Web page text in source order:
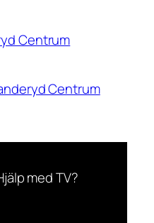
Centrum
Centrum
med TV?